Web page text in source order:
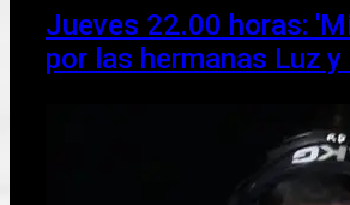
Jueves 22.00 horas:
por las hermanas Luz